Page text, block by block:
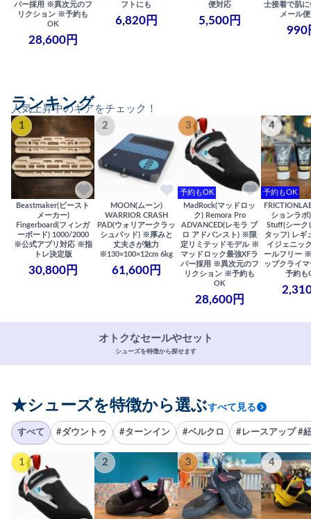
バー採用 ※異次元のフ
リクション ※予約も
OK
28,600円
フトにも
6,820円
便対応
5,500円
士接着で肌
メール
990
人気上昇中のギアをチェック！
ランキング
1
Beastmaker(ビースト
メーカー)
Fingerboard(フィンガ
ーボード) 1000/2000
※公式アプリ対応 ※指
トレ決定版
30,800円
2
MOON(ムーン)
WARRIOR CRASH
PAD(ウォリアークラッ
シュパッド) ※厚みと
丈夫さが魅力
※130×100×12cm 6kg
61,600円
3
予約もOK
MadRock(マッドロッ
ク) Remora Pro
ADVANCED(レモラ プ
ロ アドバンスト) ※限
定リミテッドモデル ※
マッドロック最強XFラ
バー採用 ※異次元のフ
リクション ※予約も
OK
28,600円
4
予約もOK
ションラボ
Stuff(シーク
タッフ) レギ
イジェニッ
ールフリー
ップクライ
予約も
オトクなセールやセット
シューズを特徴から探せます
★シューズを特徴から選ぶすべて見る
すべて #ダウントゥ #ターンイン #ベルクロ #レースアップ #
1 2 3 4